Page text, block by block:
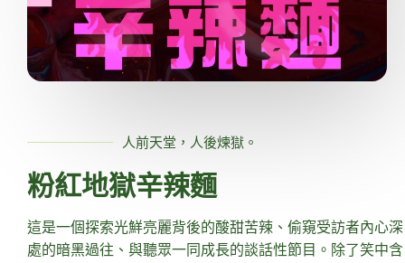
人前天堂，人後煉獄。
粉紅地獄辛辣麵
這是一個探索光鮮亮麗背後的酸甜苦辣、偷窺受訪者內心深
處的暗黑過往、與聽眾一同成長的談話性節目。除了笑中含